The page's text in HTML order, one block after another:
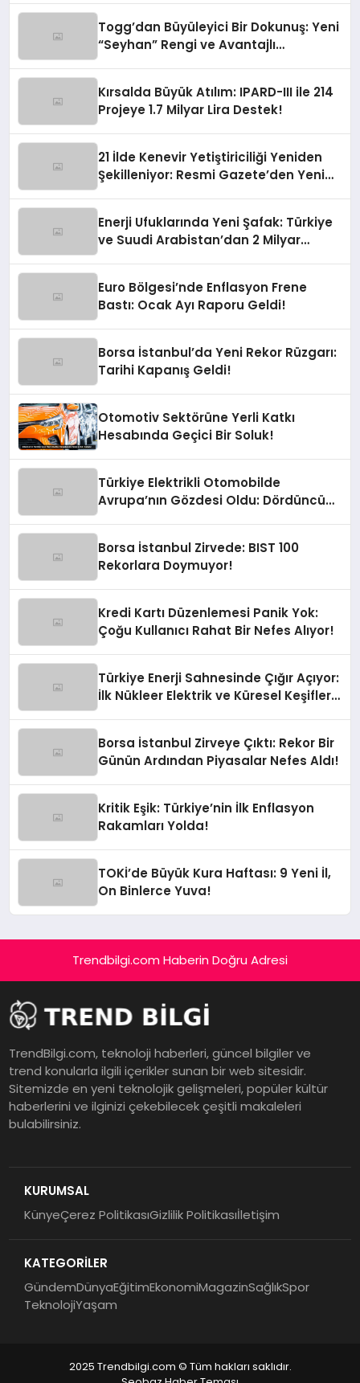
Togg’dan Büyüleyici Bir Dokunuş: Yeni
“Seyhan” Rengi ve Avantajlı
Kırsalda Büyük Atılım: IPARD-III ile 214
Projeye 1.7 Milyar Lira Destek!
21 İlde Kenevir Yetiştiriciliği Yeniden
Şekilleniyor: Resmi Gazete’den Yeni
Enerji Ufuklarında Yeni Şafak: Türkiye
ve Suudi Arabistan’dan 2 Milyar
Euro Bölgesi’nde Enflasyon Frene
Bastı: Ocak Ayı Raporu Geldi!
Borsa İstanbul’da Yeni Rekor Rüzgarı:
Tarihi Kapanış Geldi!
Otomotiv Sektörüne Yerli Katkı
Hesabında Geçici Bir Soluk!
Türkiye Elektrikli Otomobilde
Avrupa’nın Gözdesi Oldu: Dördüncü
Borsa İstanbul Zirvede: BIST 100
Rekorlara Doymuyor!
Kredi Kartı Düzenlemesi Panik Yok:
Çoğu Kullanıcı Rahat Bir Nefes Alıyor!
Türkiye Enerji Sahnesinde Çığır Açıyor:
İlk Nükleer Elektrik ve Küresel Keşifler
Borsa İstanbul Zirveye Çıktı: Rekor Bir
Günün Ardından Piyasalar Nefes Aldı!
Kritik Eşik: Türkiye’nin İlk Enflasyon
Rakamları Yolda!
TOKİ’de Büyük Kura Haftası: 9 Yeni İl,
On Binlerce Yuva!
Trendbilgi.com Haberin Doğru Adresi
TrendBilgi.com, teknoloji haberleri, güncel bilgiler ve
trend konularla ilgili içerikler sunan bir web sitesidir.
Sitemizde en yeni teknolojik gelişmeleri, popüler kültür
haberlerini ve ilginizi çekebilecek çeşitli makaleleri
bulabilirsiniz.
KURUMSAL
KünyeÇerez PolitikasıGizlilik Politikasıİletişim
KATEGORİLER
GündemDünyaEğitimEkonomiMagazinSağlıkSpor
TeknolojiYaşam
2025 Trendbilgi.com © Tüm hakları saklıdır.